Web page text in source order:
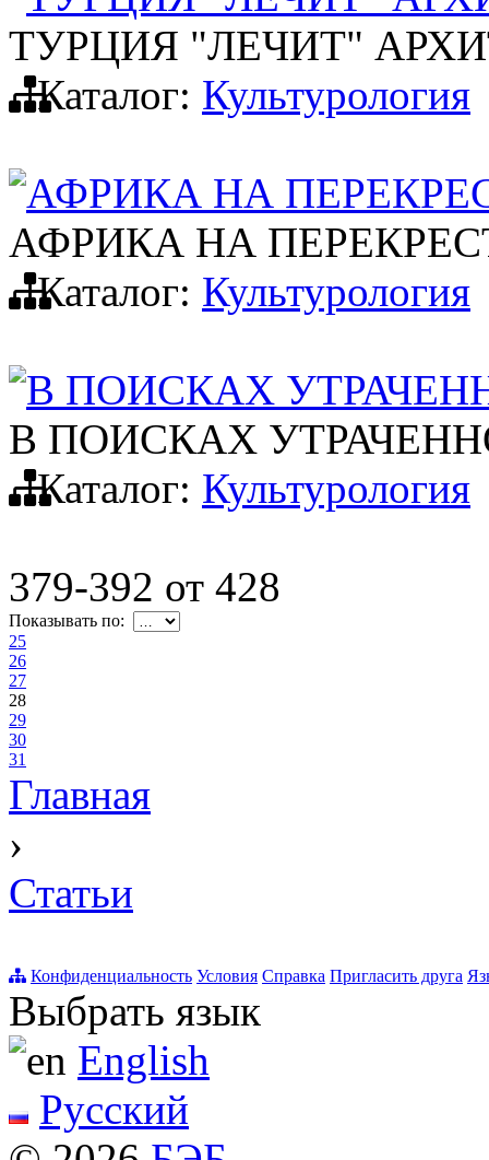
ТУРЦИЯ "ЛЕЧИТ"
Каталог: Культурология
АФРИКА НА
АФРИКА НА
Каталог: Культурология
В ПОИСКАХ
В ПОИСКАХ
Каталог: Культурология
379-392 от 428
Показывать по:
25
26
27
28
29
30
31
Главная
›
Статьи
Конфиденциальность Условия Справка Пригласить друга
Выбрать язык
English
Русский